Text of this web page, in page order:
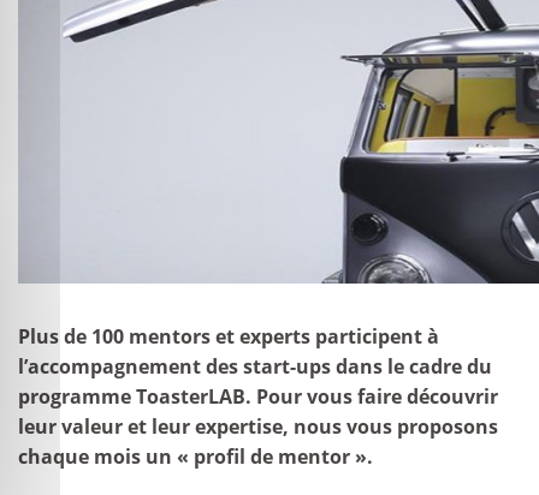
Plus de 100 mentors et experts participent à
l’accompagnement des start-ups dans le cadre du
programme ToasterLAB. Pour vous faire découvrir
leur valeur et leur expertise, nous vous proposons
chaque mois un « profil de mentor ».